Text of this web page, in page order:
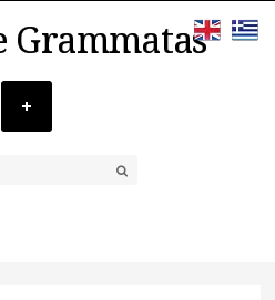
Grammatas